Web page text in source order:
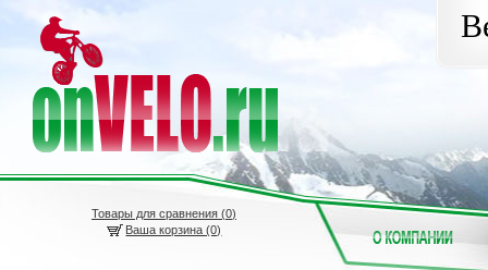
Товары для сравнения (0)
Ваша корзина (0)